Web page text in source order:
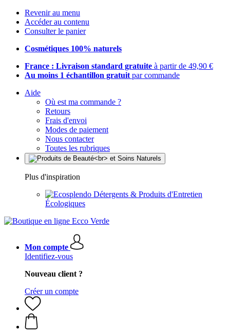
Revenir au menu
Accéder au contenu
Consulter le panier
Cosmétiques 100% naturels
France : Livraison standard gratuite à partir de 49,90 €
Au moins 1 échantillon gratuit par commande
Aide
Où est ma commande ?
Retours
Frais d'envoi
Modes de paiement
Nous contacter
Toutes les rubriques
Plus d'inspiration
Détergents & Produits d'Entretien
Écologiques
Mon compte
Identifiez-vous
Nouveau client ?
Créer un compte